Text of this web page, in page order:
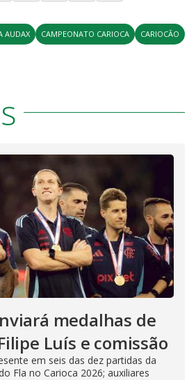
AUDAX CAMPEONATO CARIOCA
CARIOCÃO
medalhas de
Luís e comissão
em seis das dez partidas da
Fla no Carioca 2026; auxiliares